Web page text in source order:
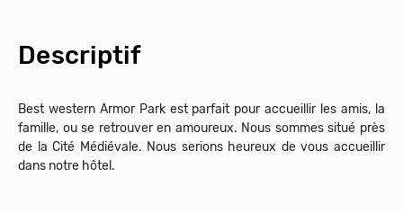
Descriptif
Best western Armor Park est parfait pour accueillir les amis, la
famille, ou se retrouver en amoureux. Nous sommes situé près
de la Cité Médiévale. Nous serions heureux de vous accueillir
dans notre hôtel.